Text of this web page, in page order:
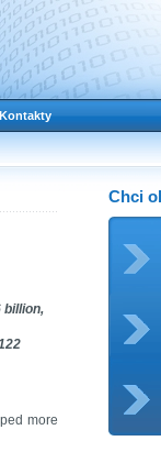
Kontakty
billion,
more
Chci